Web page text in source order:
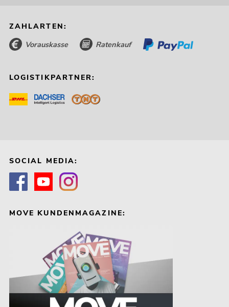
ZAHLARTEN:
Vorauskasse Ratenkauf
LOGISTIKPARTNER:
SOCIAL MEDIA:
MOVE KUNDENMAGAZINE: